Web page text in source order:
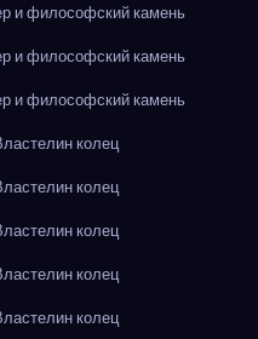
и философский камень
и философский камень
и философский камень
колец
колец
колец
колец
колец